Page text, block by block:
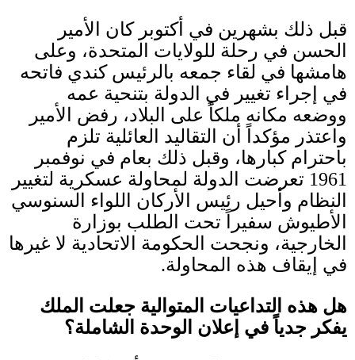
قبل ذلك بشهرين في أكتوبر كان الأمير
الحسن في رحلة للولايات المتحدة، وعلى
هامشها في لقاء جمعه بالرئيس كندي فاتحه
في إجراء تغيير في الدولة بتنحية عمه
ووضعه مكانه ملكاً على البلاد، رفض الأمير
واعتذر مؤكداً أن التقاليد العائلية تلزم
باحترام كبارها، وقبل ذلك بعام في نوفمبر
1961 تعرضت الدولة لمحاولة عسكرية لتغيير
النظام وأحيل رئيس الأركان اللواء السنوسي
الأطيوش سفيراً تحت الطلب بوزارة
الخارجية، ونجحت الحكومة الاتحادية لا غيرها
في إيقاف هذه المحاولة.
هل هذه التداعيات المتوالية جعلت الملك
يفكر جدياً في إعلان الوحدة الشاملة؟